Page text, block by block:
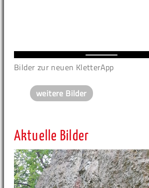
Bilder zur neuen KletterApp
weitere Bilder
Aktuelle Bilder